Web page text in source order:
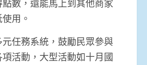
數，還能馬上到其他商家
用。
任務系統，鼓勵民眾參與
活動，大型活動如十月國